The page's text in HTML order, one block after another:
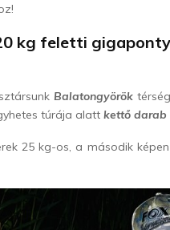
kg feletti
Balatongyörök
túrája alattkettő darab
25 kg-os, a második